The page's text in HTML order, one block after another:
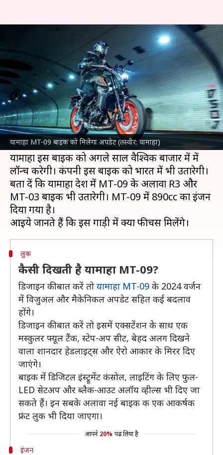
यामाहा MT-09 बाइक को मिलेगा अपडेट (तस्वीर: यामाहा)
यामाहा MT-09 बाइक को मिलेगा
अपडेट, अगले हफ्ते उठेगा पर्दा
लेखन अविनाश Nov 02, 2023 04:48 pm
क्या है खबर?
दिग्गजदोपहिया वाहननिर्माता कंपनी यामाहा7 नवंबर से
शुरू होने वाले EICMA मोटर शो में अपनी नई यामाहा
MT-09 बाइक को पेश करेगी।
यामाहा इस बाइक को अगले साल वैश्विक बाजार में में
लॉन्च करेगी। कंपनी इस बाइक को भारत में भी उतारेगी।
बता दें कि यामाहा देश में MT-09 के अलावा R3 और
MT-03 बाइक भी उतारेगी। MT-09 में 890cc का इंजन
दिया गया है।
लुक
कैसी दिखती है यामाहा MT-09?
डिजाइन की बात करें तो यामाहा MT-09 के 2024 वर्जन
में विजुअल और मैकेनिकल अपडेट सहित कई बदलाव
होंगे।
डिजाइन की बात करें तो इसमें एक्सटेंशन के साथ एक
मस्कुलर फ्यूल टैंक, स्टेप-अप सीट, बेहद अलग दिखने
वाला शानदार हेडलाइट्स और ऐरो आकार के मिरर दिए
जाएंगे।
बाइक में डिजिटल इंस्ट्रूमेंट कंसोल, लाइटिंग के लिए फुल-
LED सेटअप और ब्लैक-आउट अलॉय व्हील्स भी दिए जा
सकते हैं। इन सबके अलावा नई बाइक क एक आकर्षक
फ्रंट लुक भी दिया जाएगा।
आपने 20% पढ़ लिया है
इंजन